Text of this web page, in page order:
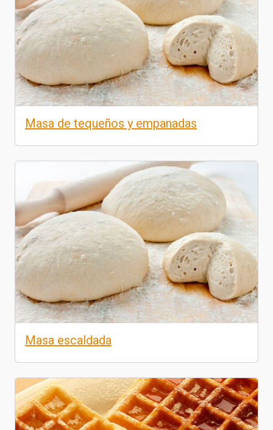
Masa de tequeños y empanadas
Masa escaldada